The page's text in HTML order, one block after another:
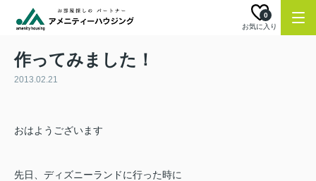
お気に入り
0
作ってみました！
2013.02.21
おはようございます
先日、ディズニーランドに行った時に